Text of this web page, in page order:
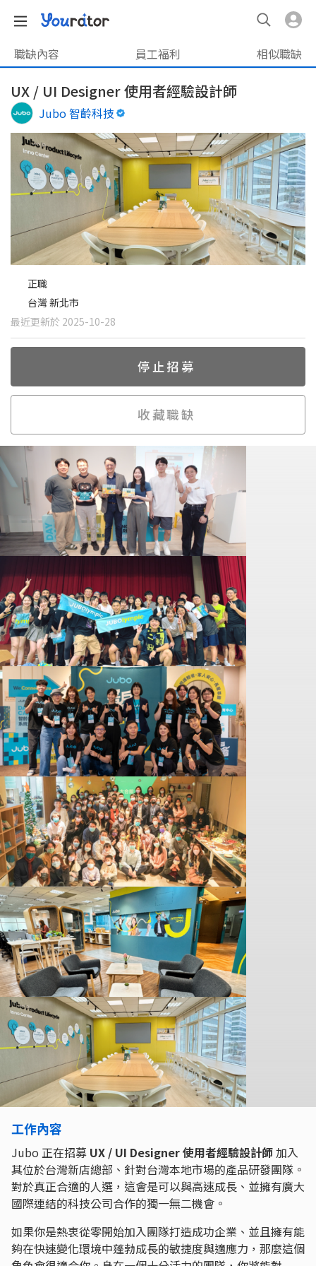
職缺內容 員工福利 相似職缺
UX / UI Designer 使用者經驗設計師
Jubo 智齡科技
正職
台灣 新北市
最近更新於 2025-10-28
停止招募
收藏職缺
工作內容
Jubo 正在招募 UX / UI Designer 使用者經驗設計師加入
其位於台灣新店總部、針對台灣本地市場的產品研發團隊。
對於真正合適的人選，這會是可以與高速成長、並擁有廣大
國際連結的科技公司合作的獨一無二機會。
如果你是熱衷從零開始加入團隊打造成功企業、並且擁有能
夠在快速變化環境中蓬勃成長的敏捷度與適應力，那麼這個